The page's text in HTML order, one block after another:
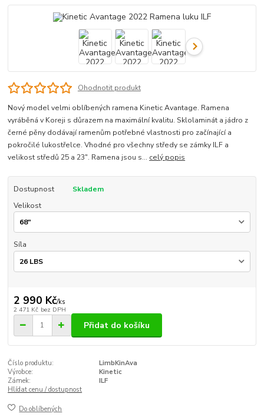
Ohodnotit produkt
Nový model velmi oblíbených ramena Kinetic Avantage. Ramena
vyráběná v Koreji s důrazem na maximální kvalitu. Sklolaminát a jádro z
černé pěny dodávají ramenům potřebné vlastnosti pro začínající a
pokročilé lukostřelce. Vhodné pro všechny středy se zámky ILF a
velikost středů 25 a 23". Ramena jsou s... celý popis
Dostupnost
Skladem
Velikost
Síla
2 990 Kč/ks
2 471 Kč bez DPH
Přidat do košíku
Číslo produktu:
LimbKinAva
Výrobce:
Kinetic
Zámek:
ILF
Hlídat cenu / dostupnost
Do oblíbených